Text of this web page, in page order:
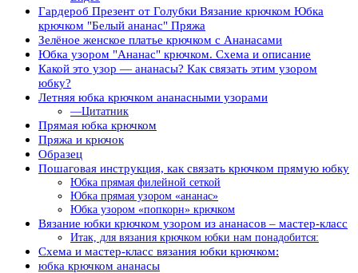
Гардероб Презент от Голубки Вязание крючком Юбка
крючком "Белый ананас" Пряжа
Зелёное женское платье крючком с Ананасами
Юбка узором "Ананас" крючком. Схема и описание
Какой это узор — ананасы? Как связать этим узором
юбку?
Летняя юбка крючком ананасными узорами
—Цитатник
Прямая юбка крючком
Пряжа и крючок
Образец
Пошаговая инструкция, как связать крючком прямую юбку
Юбка прямая филейной сеткой
Юбка прямая узором «ананас»
Юбка узором «попкорн» крючком
Вязание юбки крючком узором из ананасов – мастер-класс
Итак, для вязания крючком юбки нам понадобится:
Схема и мастер-класс вязания юбки крючком:
юбка крючком ананасы